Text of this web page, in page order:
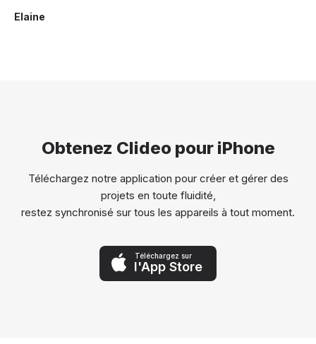
Elaine
Obtenez Clideo pour iPhone
Téléchargez notre application pour créer et gérer des
projets en toute fluidité,
restez synchronisé sur tous les appareils à tout moment.
Téléchargez sur
l'App Store